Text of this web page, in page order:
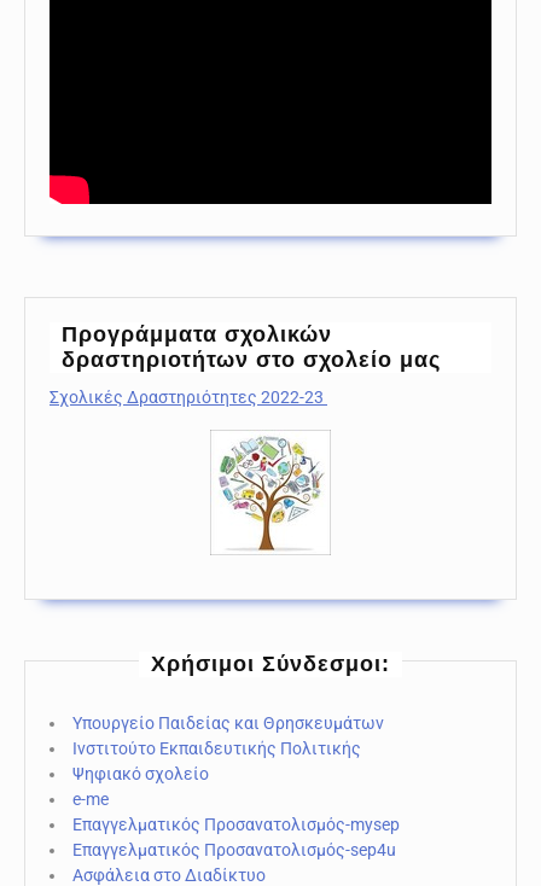
Προγράμματα σχολικών
δραστηριοτήτων στο σχολείο μας
Σχολικές Δραστηριότητες 2022-23
Χρήσιμοι Σύνδεσμοι:
Υπουργείο Παιδείας και Θρησκευμάτων
Ινστιτούτο Εκπαιδευτικής Πολιτικής
Ψηφιακό σχολείο
e-me
Επαγγελματικός Προσανατολισμός-mysep
Επαγγελματικός Προσανατολισμός-sep4u
Ασφάλεια στο Διαδίκτυο